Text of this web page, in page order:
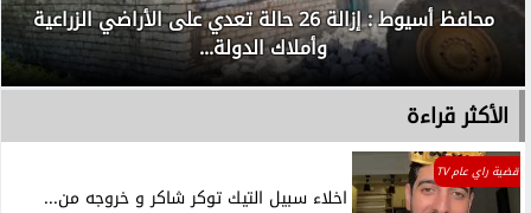
محافظ أسيوط : إزالة 26 حالة تعدي على الأراضي الزراعية
وأملاك الدولة...
الأكثر قراءة
قضية راي عام TV
اخلاء سبيل التيك توكر شاكر و خروجه من...